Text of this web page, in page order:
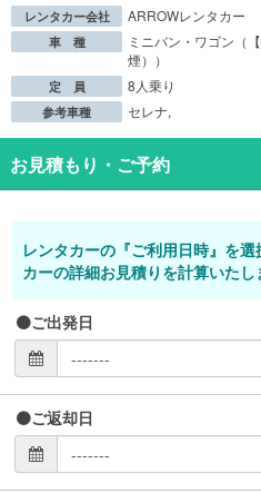
レンタカー会社 ARROWレンタカー
車 種
ミニバン・ワゴン（
煙））
定 員 8人乗り
参考車種 セレナ,
お見積もり・ご予約
レンタカーの『ご利用日時』を
カーの詳細お見積りを計算いたし
ご出発日
ご返却日